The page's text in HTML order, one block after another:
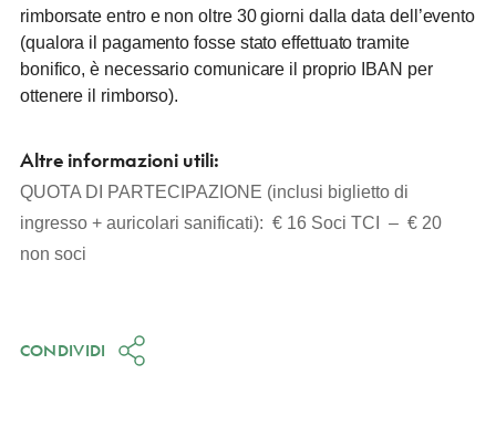
rimborsate entro e non oltre 30 giorni dalla data dell’evento
(qualora il pagamento fosse stato effettuato tramite
bonifico, è necessario comunicare il proprio IBAN per
ottenere il rimborso).
Altre informazioni utili:
QUOTA DI PARTECIPAZIONE (inclusi biglietto di
ingresso + auricolari sanificati): € 16 Soci TCI – € 20
non soci
CONDIVIDI